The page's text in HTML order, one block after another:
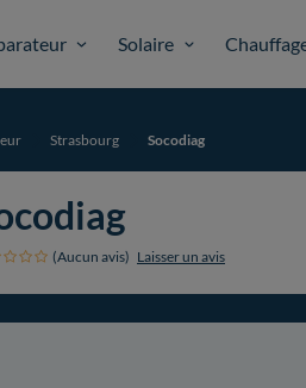
Solaire
Strasbourg Socodiag
(Aucun avis) Laisser un avis